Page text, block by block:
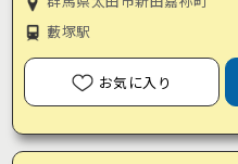
藪塚駅
お気に入り